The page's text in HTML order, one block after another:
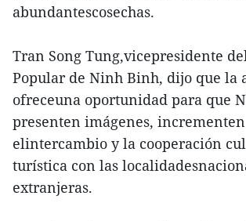
abundantescosechas.
Tran Song Tung,vicepresidente
Popular de Ninh Binh, dijo que la
ofreceuna oportunidad para que
presenten imágenes, incrementen
elintercambio y la cooperación
turística con las
extranjeras.